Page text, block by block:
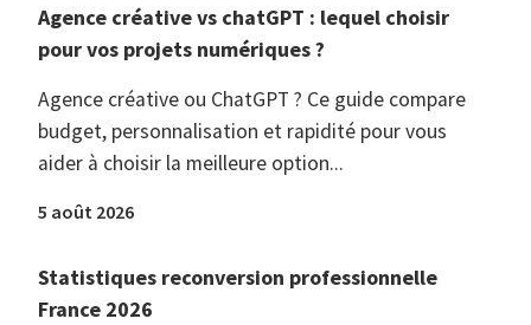
Agence créative vs chatGPT : lequel choisir
pour vos projets numériques ?
Agence créative ou ChatGPT ? Ce guide compare
budget, personnalisation et rapidité pour vous
aider à choisir la meilleure option...
5 août 2026
Statistiques reconversion professionnelle
France 2026